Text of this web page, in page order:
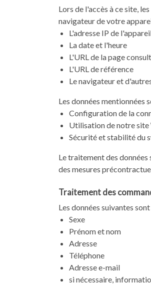
Lors de l'accès à ce site,
navigateur de votre
L'adresse IP de
La date et l'heure
L'URL de la page
L'URL de référence
Le navigateur et
Les données mentionnées
Configuration de la
Utilisation de notre site
Sécurité et stabilité du
Le traitement des
des mesures
Traitement des
Les données suivantes
Sexe
Prénom et nom
Adresse
Téléphone
Adresse e-mail
si nécessaire,